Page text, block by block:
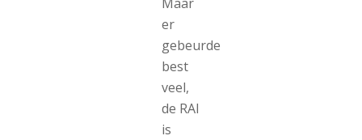
er
gebeurde
best
veel,
de RAI
is